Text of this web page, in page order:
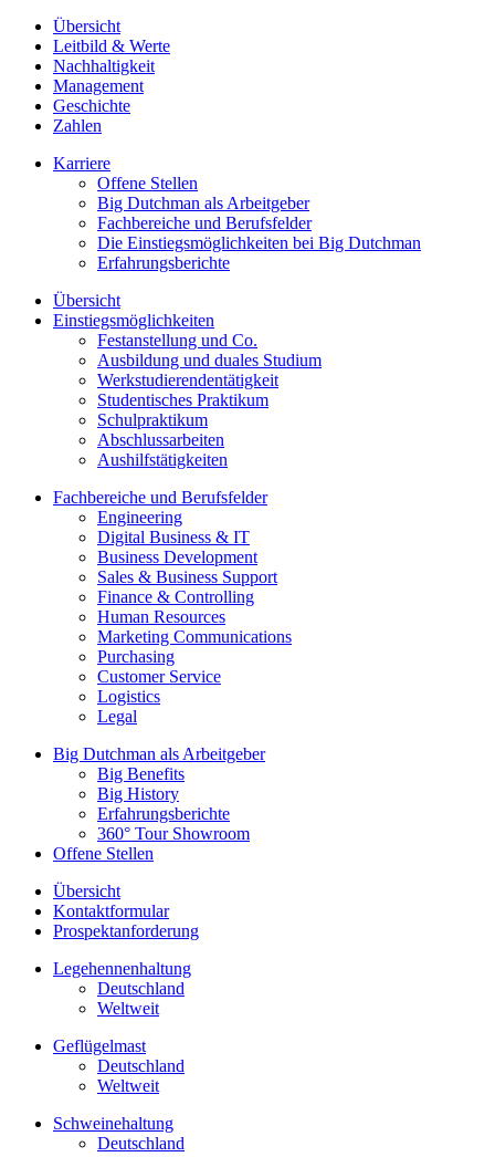
Übersicht
Leitbild & Werte
Nachhaltigkeit
Management
Geschichte
Zahlen
Karriere
Offene Stellen
Big Dutchman als Arbeitgeber
Fachbereiche und Berufsfelder
Die Einstiegsmöglichkeiten bei Big Dutchman
Erfahrungsberichte
Übersicht
Einstiegsmöglichkeiten
Festanstellung und Co.
Ausbildung und duales Studium
Werkstudierendentätigkeit
Studentisches Praktikum
Schulpraktikum
Abschlussarbeiten
Aushilfstätigkeiten
Fachbereiche und Berufsfelder
Engineering
Digital Business & IT
Business Development
Sales & Business Support
Finance & Controlling
Human Resources
Marketing Communications
Purchasing
Customer Service
Logistics
Legal
Big Dutchman als Arbeitgeber
Big Benefits
Big History
Erfahrungsberichte
360° Tour Showroom
Offene Stellen
Übersicht
Kontaktformular
Prospektanforderung
Legehennenhaltung
Deutschland
Weltweit
Geflügelmast
Deutschland
Weltweit
Schweinehaltung
Deutschland